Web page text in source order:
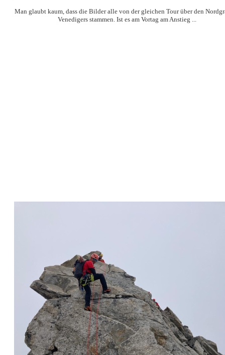
Man glaubt kaum, dass die Bilder alle von der gleichen Tour über den
Venedigers stammen. Ist es am Vortag am Anstieg ...